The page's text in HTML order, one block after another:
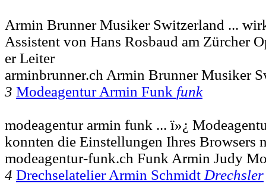
Armin Brunner Musiker Switzerland ...
Assistent von Hans Rosbaud am Zürcher
er Leiter
arminbrunner.ch Armin Brunner Musiker
3 Modeagentur Armin Funk funk
modeagentur armin funk ... ï»¿
konnten die Einstellungen Ihres Browsers
modeagentur-funk.ch Funk Armin Judy
4 Drechselatelier Armin Schmidt Drechsler